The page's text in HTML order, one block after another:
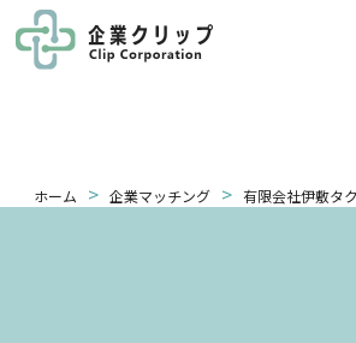
ホーム > 企業マッチング > 有限会社伊敷タ